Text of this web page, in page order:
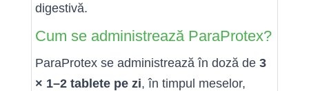
digestivă.
Cum se administrează ParaProtex?
ParaProtex se administrează în doză de 3
× 1–2 tablete pe zi, în timpul meselor,